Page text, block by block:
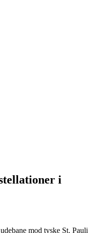
i
mod tyske St. Pauli